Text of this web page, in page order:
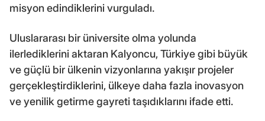
misyon edindiklerini vurguladı.
Uluslararası bir üniversite olma yolunda
ilerlediklerini aktaran Kalyoncu, Türkiye gibi büyük
ve güçlü bir ülkenin vizyonlarına yakışır projeler
gerçekleştirdiklerini, ülkeye daha fazla inovasyon
ve yenilik getirme gayreti taşıdıklarını ifade etti.